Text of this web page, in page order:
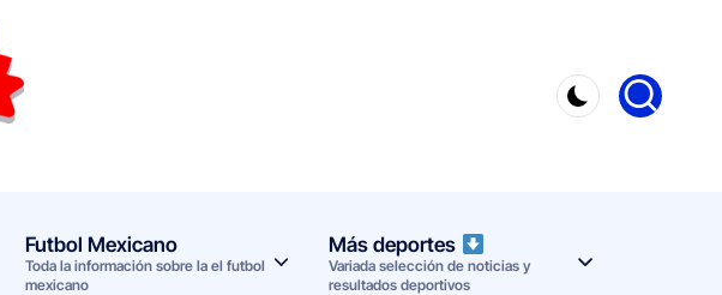
Futbol Mexicano
Toda la información sobre la el futbol
mexicano
Más deportes
Variada selección de noticias y
resultados deportivos